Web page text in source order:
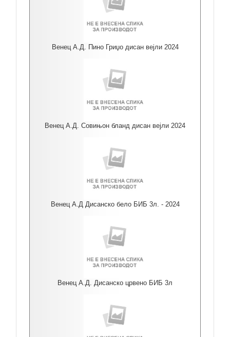
Венец А.Д. Пино Гриџо дисан вејли 2024
Венец А.Д. Совињон бланд дисан вејли 2024
Венец А.Д Дисанско бело БИБ 3л. - 2024
Венец А.Д. Дисанско црвено БИБ 3л